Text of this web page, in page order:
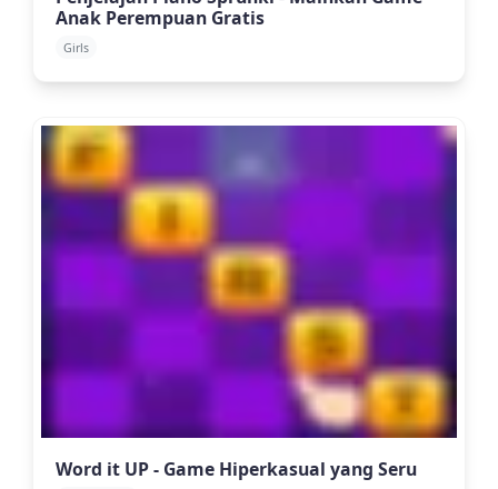
Anak Perempuan Gratis
Girls
Word it UP - Game Hiperkasual yang Seru